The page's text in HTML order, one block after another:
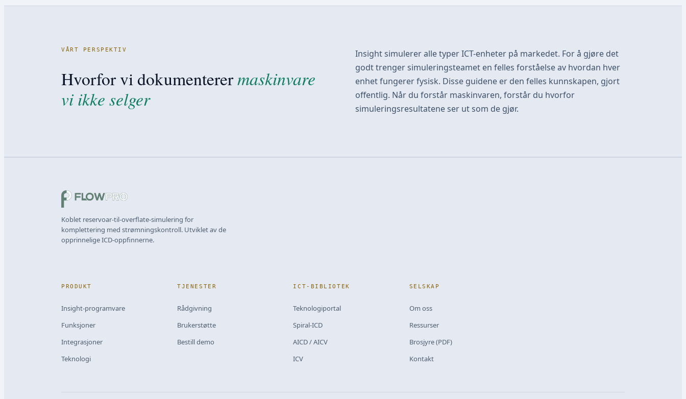
VÅRT PERSPEKTIV
Hvorfor vi dokumenterermaskinvare
vi ikke selger
Insight simulerer alle typer ICT-enheter på markedet. For å gjøre det
godt trenger simuleringsteamet en felles forståelse av hvordan hver
enhet fungerer fysisk. Disse guidene er den felles kunnskapen, gjort
offentlig. Når du forstår maskinvaren, forstår du hvorfor
simuleringsresultatene ser ut som de gjør.
Koblet reservoar-til-overflate-simulering for
komplettering med strømningskontroll. Utviklet av de
opprinnelige ICD-oppfinnerne.
PRODUKT
Insight-programvare
Funksjoner
Integrasjoner
Teknologi
TJENESTER
Rådgivning
Brukerstøtte
Bestill demo
ICT-BIBLIOTEK
Teknologiportal
Spiral-ICD
AICD / AICV
ICV
SELSKAP
Om oss
Ressurser
Brosjyre (PDF)
Kontakt